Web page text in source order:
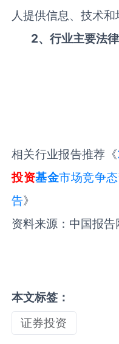
人提供信息、技术和
2、行业主要法
相关行业报告推荐《
投资基金市场竞争
告》
资料来源：中国报告
本文标签：
证券投资